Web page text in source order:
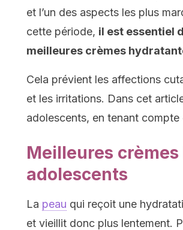
et l’un des aspects les plus
cette période, il est essentiel
meilleures crèmes
Cela prévient les affections
et les irritations. Dans cet
adolescents, en tenant
Meilleures
adolescents
La peau qui reçoit une
et vieillit donc plus lentement.